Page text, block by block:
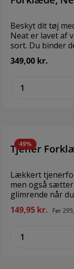
Beskyt dit tøj
Neat er lavet af
sort. Du binder
er justérbar.
forskellige
du får brug
dine gæster.
349,00 kr.
49%
Tjener
Lækkert
men også
glimrende når
køkkenforklæde. Med smart wrap funktion, så det let
kan bindes om livet. Mål: 155 x 60 cm
certified
149,95 kr. Før